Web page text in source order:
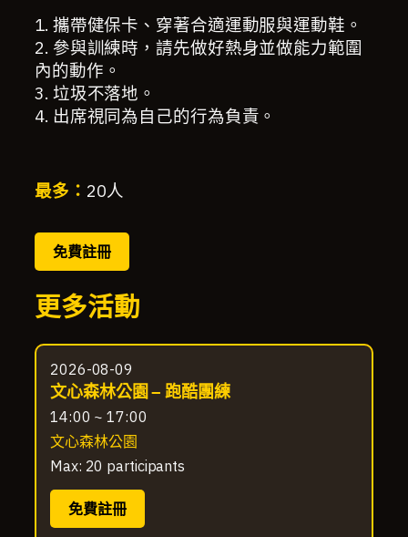
1. 攜帶健保卡、穿著合適運動服與運動鞋。
2. 參與訓練時，請先做好熱身並做能力範圍
內的動作。
3. 垃圾不落地。
4. 出席視同為自己的行為負責。
最多： 20人
免費註冊
更多活動
2026-08-09
文心森林公園 – 跑酷團練
14:00 ~ 17:00
文心森林公園
Max: 20 participants
免費註冊